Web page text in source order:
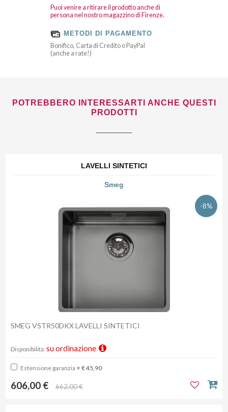
Puoi venire a ritirare il prodotto anche di
persona nel nostro magazzino di Firenze.
METODI DI PAGAMENTO
Bonifico, Carta di Credito o PayPal
(anche a rate!)
POTREBBERO INTERESSARTI ANCHE QUESTI
PRODOTTI
LAVELLI SINTETICI
Smeg
-8%
SMEG VSTR50DKX LAVELLI SINTETICI
Disponibilità: su ordinazione
Estensione garanzia + € 45,90
606,00 € 662,00 €